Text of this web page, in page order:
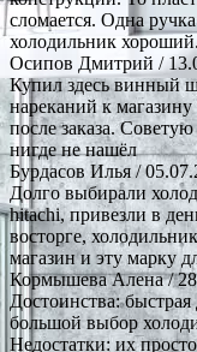
сломается. Одна
холодильник хороший.
Осипов Дмитрий /
Купил здесь винный
нареканий к
после заказа.
нигде не нашёл
Бурдасов Илья/
Долго выбирали
hitachi, привезли в
восторге,
магазин и эту марку
Кормышева Алена/
Достоинства:
большой выбор
Недостатки: их